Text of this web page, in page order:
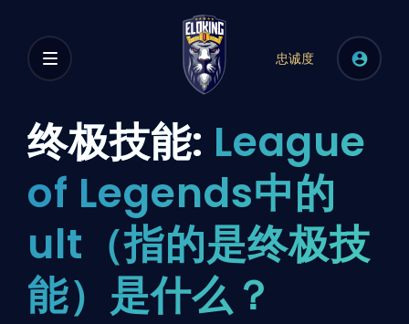
忠诚度
终极技能: League
of Legends中的
ult（指的是终极技
能）是什么？